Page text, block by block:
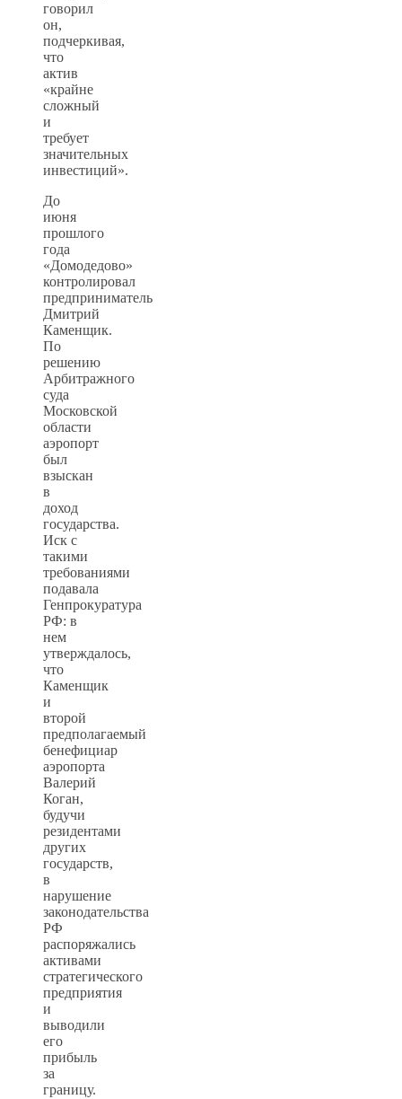
говорил
он,
подчеркивая,
что
актив
«крайне
сложный
и
требует
значительных
инвестиций».
До
июня
прошлого
года
«Домодедово»
контролировал
предприниматель
Дмитрий
Каменщик.
По
решению
Арбитражного
суда
Московской
области
аэропорт
был
взыскан
в
доход
государства.
Иск с
такими
требованиями
подавала
Генпрокуратура
РФ: в
нем
утверждалось,
что
Каменщик
и
второй
предполагаемый
бенефициар
аэропорта
Валерий
Коган,
будучи
резидентами
других
государств,
в
нарушение
законодательства
РФ
распоряжались
активами
стратегического
предприятия
и
выводили
его
прибыль
за
границу.